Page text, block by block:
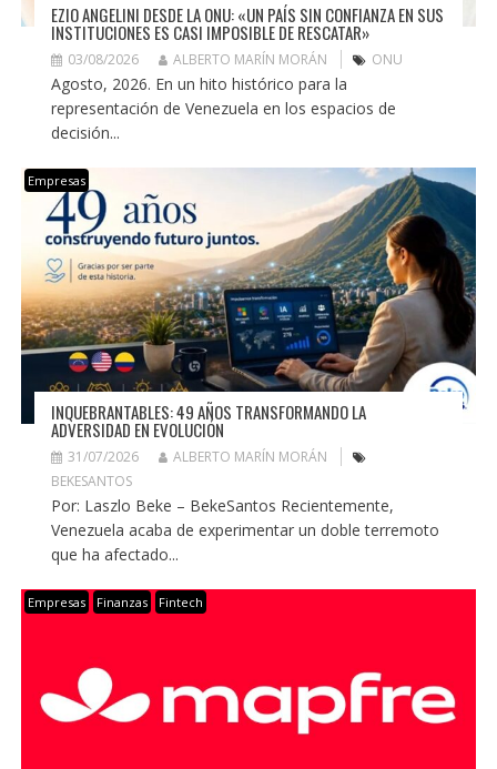
EZIO ANGELINI DESDE LA ONU: «UN PAÍS SIN CONFIANZA EN SUS
INSTITUCIONES ES CASI IMPOSIBLE DE RESCATAR»
03/08/2026 ALBERTO MARÍN MORÁN ONU
Agosto, 2026. En un hito histórico para la
representación de Venezuela en los espacios de
decisión...
Empresas
INQUEBRANTABLES: 49 AÑOS TRANSFORMANDO LA
ADVERSIDAD EN EVOLUCIÓN
31/07/2026
ALBERTO MARÍN MORÁN
BEKESANTOS
Por: Laszlo Beke – BekeSantos Recientemente,
Venezuela acaba de experimentar un doble terremoto
que ha afectado...
Empresas Finanzas Fintech